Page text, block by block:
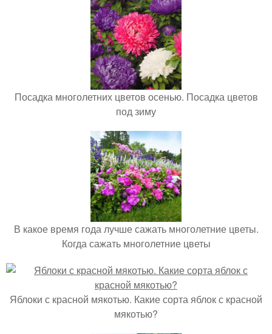
Посадка многолетних цветов осенью. Посадка цветов
под зиму
В какое время года лучше сажать многолетние цветы.
Когда сажать многолетние цветы
Яблоки с красной мякотью. Какие сорта яблок с красной
мякотью?